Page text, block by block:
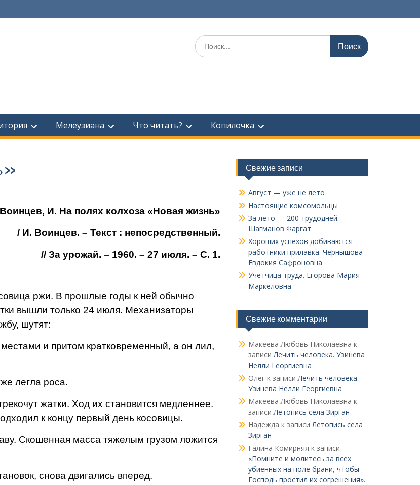
Поиск
по:
Мелеузиана Что читать? Копилочка
Воинцев, И. На полях колхоза «Новая жизнь»
/ И. Воинцев. – Текст : непосредственный.
// За урожай. – 1960. – 27 июля. – С. 1.
ржи. В прошлые годы к ней обычно
вышли только 24 июля. Механизаторы
шутят:
и притом кратко­временный, а он лил,
легла роса.
жатки. Ход их ста­новится медленнее.
к концу первый день косовицы.
Скошенная масса тяжелым грузом ложится
снова двигались вперед.
Свежие записи
Август — уже не лето
Настоящие комсомольцы
За лето — 200 трудодней.
Шагманов Фаргат
Хороших успехов добиваются
работники прилавка. Чер­нышова
Евдокия Сафроновна
Учетчица труда. Его­рова Мария
Маркеловна
Свежие комментарии
Макеева Любовь Николаевна к
записиЛечить человека. Узинева
Нелли Георгиевна
Олегк записиЛечить человека.
Узинева Нелли Георгиевна
Макеева Любовь Николаевна к
записиЛетопись села Зирган
Надежда к записиЛетопись села
Зирган
Галина Комирняя к записи
«Помните и молитесь за всех
убиенных на поле брани, чтобы
Господь простил их согрешения».